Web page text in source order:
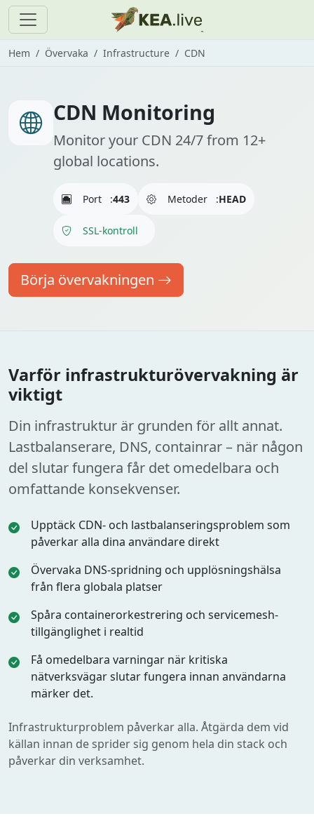
Hem Övervaka Infrastructure CDN
CDN Monitoring
Monitor your CDN 24/7 from 12+
global locations.
Port :443 Metoder :HEAD
SSL-kontroll
Börja övervakningen
Varför infrastrukturövervakning är
viktigt
Din infrastruktur är grunden för allt annat.
Lastbalanserare, DNS, containrar – när någon
del slutar fungera får det omedelbara och
omfattande konsekvenser.
Upptäck CDN- och lastbalanseringsproblem som
påverkar alla dina användare direkt
Övervaka DNS-spridning och upplösningshälsa
från flera globala platser
Spåra containerorkestrering och servicemesh-
tillgänglighet i realtid
Få omedelbara varningar när kritiska
nätverksvägar slutar fungera innan användarna
märker det.
Infrastrukturproblem påverkar alla. Åtgärda dem vid
källan innan de sprider sig genom hela din stack och
påverkar din verksamhet.